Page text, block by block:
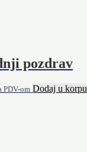
pozdrav
PDV-om Dodaj u korpu